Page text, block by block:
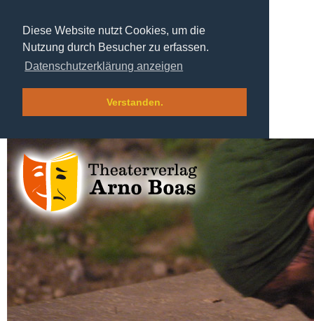
Diese Website nutzt Cookies, um die
Nutzung durch Besucher zu erfassen.
Datenschutzerklärung anzeigen
Verstanden.